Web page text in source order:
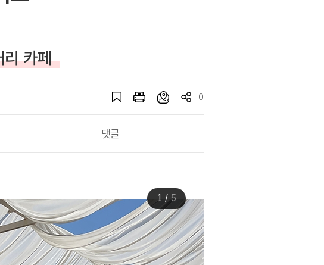
리 카페
0
댓글
1 /5